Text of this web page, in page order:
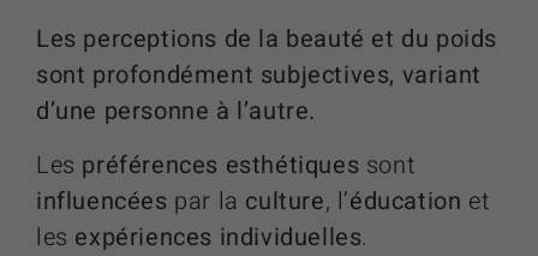
Les perceptions de la beauté et du poids
sont profondément subjectives, variant
d’une personne à l’autre.
Les préférences esthétiques sont
influencées par la culture, l’éducation et
les expériences individuelles.